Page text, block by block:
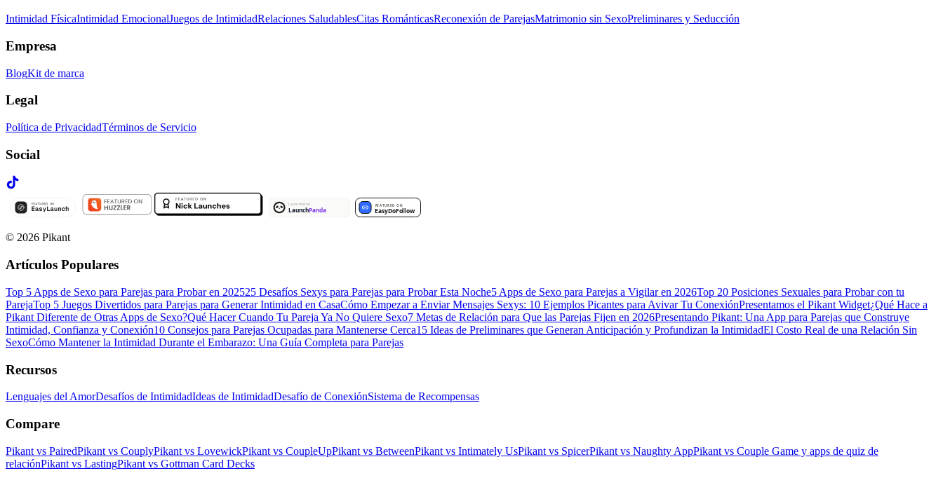
Intimidad FísicaIntimidad EmocionalJuegos de IntimidadRelaciones SaludablesCitas RománticasReconexión de ParejasMatrimonio sin SexoPreliminares y Seducción
Empresa
BlogKit de marca
Legal
Política de PrivacidadTérminos de Servicio
Social
© 2026 Pikant
Artículos Populares
Top 5 Apps de Sexo para Parejas para Probar en 202525 Desafíos Sexys para Parejas para Probar Esta Noche5 Apps de Sexo para Parejas a Vigilar en 2026Top 20 Posiciones Sexuales para Probar con tu
ParejaTop 5 Juegos Divertidos para Parejas para Generar Intimidad en CasaCómo Empezar a Enviar Mensajes Sexys: 10 Ejemplos Picantes para Avivar Tu ConexiónPresentamos el Pikant Widget¿Qué Hace a
Pikant Diferente de Otras Apps de Sexo?Qué Hacer Cuando Tu Pareja Ya No Quiere Sexo7 Metas de Relación para Que las Parejas Fijen en 2026Presentando Pikant: Una App para Parejas que Construye
Intimidad, Confianza y Conexión10 Consejos para Parejas Ocupadas para Mantenerse Cerca15 Ideas de Preliminares que Generan Anticipación y Profundizan la IntimidadEl Costo Real de una Relación Sin
SexoCómo Mantener la Intimidad Durante el Embarazo: Una Guía Completa para Parejas
Recursos
Lenguajes del AmorDesafíos de IntimidadIdeas de IntimidadDesafío de ConexiónSistema de Recompensas
Compare
Pikant vs PairedPikant vs CouplyPikant vs LovewickPikant vs CoupleUpPikant vs BetweenPikant vs Intimately UsPikant vs SpicerPikant vs Naughty AppPikant vs Couple Game y apps de quiz de
relaciónPikant vs LastingPikant vs Gottman Card Decks